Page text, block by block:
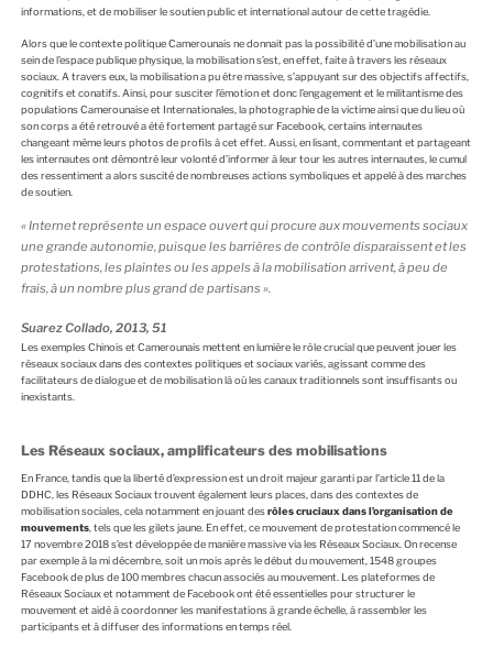
informations, et de mobiliser le soutien public et international autour de cette tragédie.
Alors que le contexte politique Camerounais ne donnait pas la possibilité d’une mobilisation au
sein de l’espace publique physique, la mobilisation s’est, en effet, faite à travers les réseaux
sociaux. A travers eux, la mobilisation a pu être massive, s’appuyant sur des objectifs affectifs,
cognitifs et conatifs. Ainsi, pour susciter l’émotion et donc l’engagement et le militantisme des
populations Camerounaise et Internationales, la photographie de la victime ainsi que du lieu où
son corps a été retrouvé a été fortement partagé sur Facebook, certains internautes
changeant même leurs photos de profils à cet effet. Aussi, en lisant, commentant et partageant
les internautes ont démontré leur volonté d’informer à leur tour les autres internautes, le cumul
des ressentiment a alors suscité de nombreuses actions symboliques et appelé à des marches
de soutien.
«Internet représente un espace ouvert qui procure aux mouvements sociaux
une grande autonomie, puisque les barrières de contrôle disparaissent et les
protestations, les plaintes ou les appels à la mobilisation arrivent, à peu de
frais, à un nombre plus grand de partisans ».
Suarez Collado, 2013, 51
Les exemples Chinois et Camerounais mettent en lumière le rôle crucial que peuvent jouer les
réseaux sociaux dans des contextes politiques et sociaux variés, agissant comme des
facilitateurs de dialogue et de mobilisation là où les canaux traditionnels sont insuffisants ou
inexistants.
Les Réseaux sociaux, amplificateurs des mobilisations
En France, tandis que la liberté d’expression est un droit majeur garanti par l’article 11 de la
DDHC, les Réseaux Sociaux trouvent également leurs places, dans des contextes de
mobilisation sociales, cela notamment en jouant desrôles cruciaux dans l’organisation de
mouvements, tels que les gilets jaune. En effet, ce mouvement de protestation commencé le
17 novembre 2018 s’est développée de manière massive via les Réseaux Sociaux. On recense
par exemple à la mi décembre, soit un mois après le début du mouvement, 1548 groupes
Facebook de plus de 100 membres chacun associés au mouvement. Les plateformes de
Réseaux Sociaux et notamment de Facebook ont été essentielles pour structurer le
mouvement et aidé à coordonner les manifestations à grande échelle, à rassembler les
participants et à diffuser des informations en temps réel.